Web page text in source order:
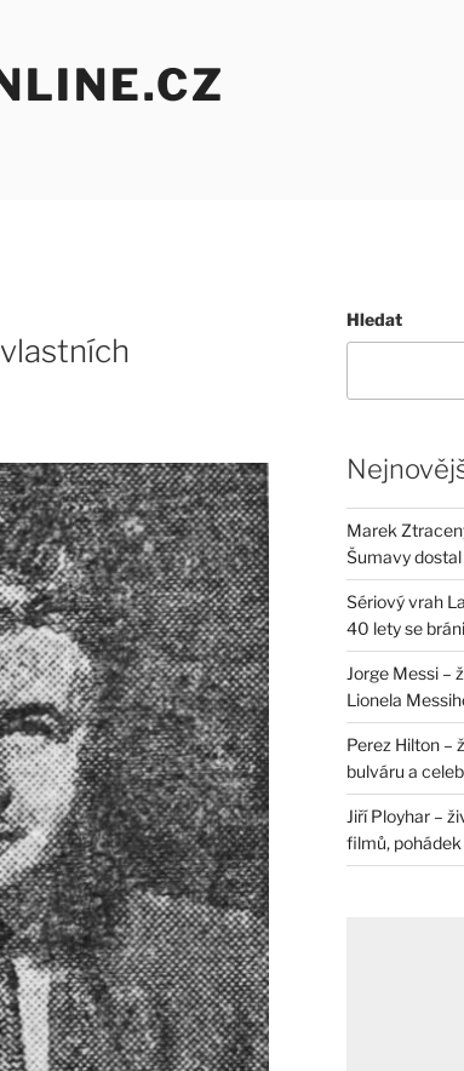
Hledat
Marek
Šumavy
Sériový vrah
40 lety se
Jorge Messi –
Lionela
Perez Hilton –
bulváru a
Jiří Ployhar –
filmů, pohádek